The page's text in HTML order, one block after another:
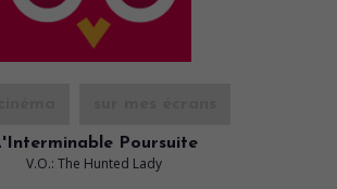
Poursuite
V.O.: The Hunted Lady